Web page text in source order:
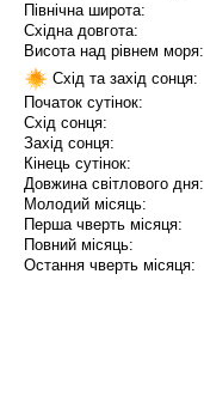
Північна широта:
Східна довгота:
Висота над рівнем моря:
Схід та захід сонця:
Початок сутінок:
Схід сонця:
Захід сонця:
Кінець сутінок:
Довжина світлового дня:
Молодий місяць:
Перша чверть місяця:
Повний місяць:
Остання чверть місяця: